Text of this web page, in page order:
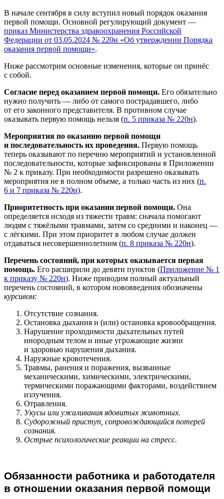
В начале сентября в силу вступил новый порядок оказания
первой помощи. Основной регулирующий документ —
приказ Министерства здравоохранения Российской
Федерации от 03.05.2024 № 220н «Об утверждении Порядка
оказания первой помощи».
Ниже рассмотрим основные изменения, которые он принёс
с собой.
Согласие перед оказанием первой помощи. Его обязательно
нужно получить — либо от самого пострадавшего, либо
от его законного представителя. В противном случае
оказывать первую помощь нельзя (п. 5 приказа № 220н).
Мероприятия по оказанию первой помощи
и последовательность их проведения. Первую помощь
теперь оказывают по перечню мероприятий и установленной
последовательности, которые зафиксированы в Приложении
№ 2 к приказу. При необходимости разрешено оказывать
мероприятия не в полном объеме, а только часть из них (п.
6 и 7 приказа № 220н).
Приоритетность при оказании первой помощи. Она
определяется исходя из тяжести травм: сначала помогают
людям с тяжёлыми травмами, затем со средними и наконец —
с лёгкими. При этом приоритет в любом случае должен
отдаваться несовершеннолетним (п. 8 приказа № 220н).
Перечень состояний, при которых оказывается первая
помощь. Его расширили до девяти пунктов (Приложение № 1
к приказу № 220н). Ниже приводим полный актуальный
перечень состояний, в котором нововведения обозначены
курсивом:
Отсутствие сознания.
Остановка дыхания и (или) остановка кровообращения.
Нарушение проходимости дыхательных путей
инородным телом и иные угрожающие жизни
и здоровью нарушения дыхания.
Наружные кровотечения.
Травмы, ранения и поражения, вызванные
механическими, химическими, электрическими,
термическими поражающими факторами, воздействием
излучения.
Отравления.
Укусы или ужаливания ядовитых животных.
Судорожный приступ, сопровождающийся потерей
сознания.
Острые психологические реакции на стресс.
Обязанности работника и работодателя
в отношении оказания первой помощи